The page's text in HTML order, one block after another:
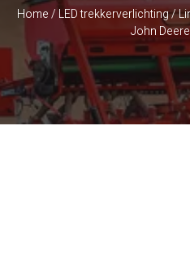
Home/LED trekkerverlichting/
John